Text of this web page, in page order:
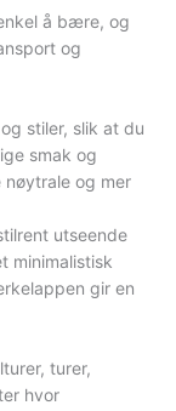
å bære, og
og
stiler, slik at du
smak og
og mer
utseende
minimalistisk
gir en
turer,
hvor